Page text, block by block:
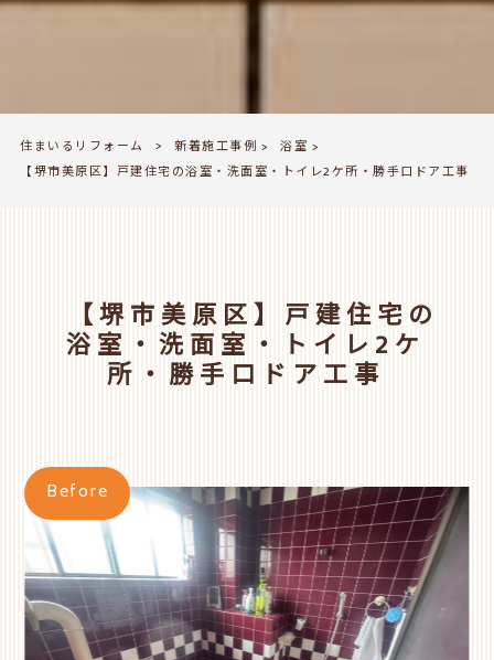
住まいるリフォーム > 新着施工事例 > 浴室 >
【堺市美原区】戸建住宅の浴室・洗面室・トイレ2ケ所・勝手口ドア工事
【堺市美原区】戸建住宅の
浴室・洗面室・トイレ2ケ
所・勝手口ドア工事
Before